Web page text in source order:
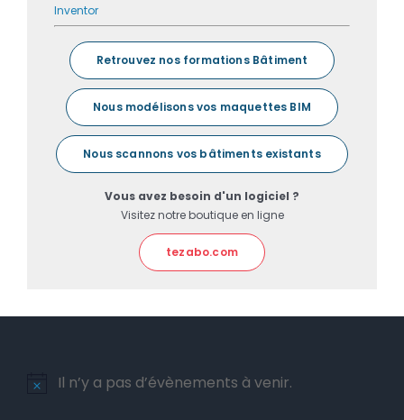
Inventor
Retrouvez nos formations Bâtiment
Nous modélisons vos maquettes BIM
Nous scannons vos bâtiments existants
Vous avez besoin d'un logiciel ?
Visitez notre boutique en ligne
tezabo.com
Notice
Il n’y a pas d’évènements à venir.